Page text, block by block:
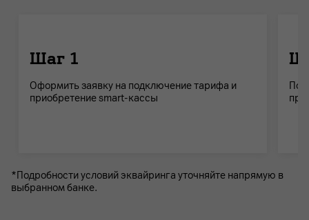
Шаг 1
Оформить заявку на подключение тарифа и
приобретение smart-кассы
*Подробности условий эквайринга уточняйте напрямую в
выбранном банке.